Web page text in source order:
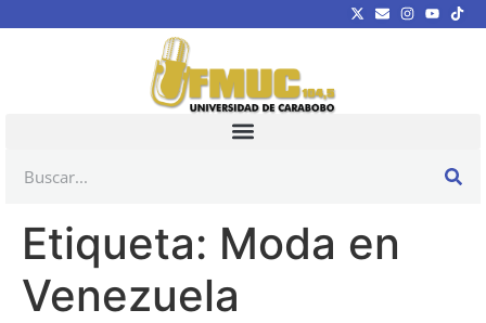
Etiqueta: Moda en
Venezuela